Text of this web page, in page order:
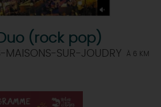
(rock pop)
MAISONS-SUR-JOUDRY À 6 KM